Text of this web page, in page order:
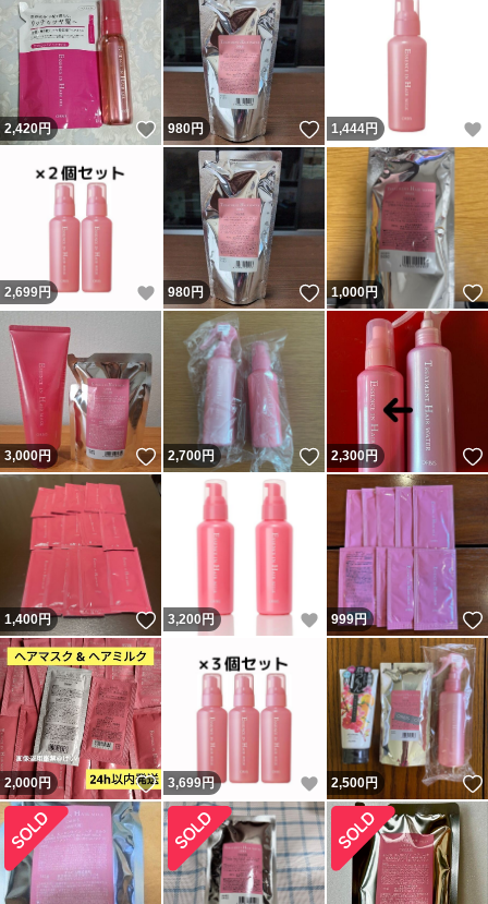
2,420円 いいね！
980円 いいね！
1,444円
2,699円 いいね！
980円 いいね！
1,000円
3,000円 いいね！
2,700円 いいね！
2,300円
1,400円 いいね！
3,200円 いいね！
999円
2,000円 いいね！
3,699円 いいね！
2,500円